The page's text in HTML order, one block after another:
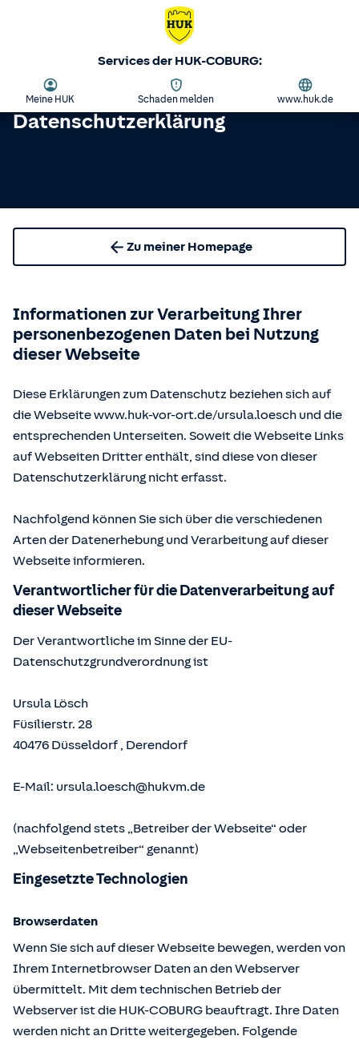
Services der HUK-COBURG:
Meine HUK Schaden melden www.huk.de
Datenschutzerklärung
Zu meiner Homepage
Informationen zur Verarbeitung Ihrer
personenbezogenen Daten bei Nutzung
dieser Webseite
Diese Erklärungen zum Datenschutz beziehen sich auf
die Webseite www.huk-vor-ort.de/ursula.loesch und die
entsprechenden Unterseiten. Soweit die Webseite Links
auf Webseiten Dritter enthält, sind diese von dieser
Datenschutzerklärung nicht erfasst.
Nachfolgend können Sie sich über die verschiedenen
Arten der Datenerhebung und Verarbeitung auf dieser
Webseite informieren.
Verantwortlicher für die Datenverarbeitung auf
dieser Webseite
Der Verantwortliche im Sinne der EU-
Datenschutzgrundverordnung ist
Ursula Lösch
Füsilierstr. 28
40476 Düsseldorf , Derendorf
E-Mail: ursula.loesch@hukvm.de
(nachfolgend stets „Betreiber der Webseite“ oder
„Webseitenbetreiber“ genannt)
Eingesetzte Technologien
Browserdaten
Wenn Sie sich auf dieser Webseite bewegen, werden von
Ihrem Internetbrowser Daten an den Webserver
übermittelt. Mit dem technischen Betrieb der
Webserver ist die HUK-COBURG beauftragt. Ihre Daten
werden nicht an Dritte weitergegeben. Folgende